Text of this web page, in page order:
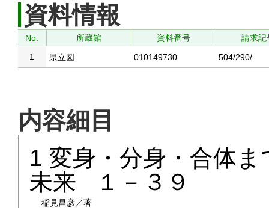
資料情報
No. 所蔵館 資料番号
請求記
1
県立図 010149730 504/290/
内容細目
1 変身・分身・合体
未来 １－３９
稲見昌彦／著